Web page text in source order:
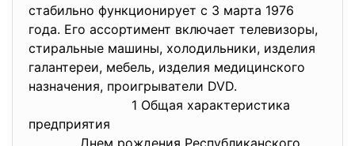
стабильно функционирует с 3 марта 1976
года. Его ассортимент включает телевизоры,
стиральные машины, холодильники, изделия
галантереи, мебель, изделия медицинского
назначения, проигрыватели DVD.
1 Общая характеристика
предприятия
Днем рождения Республиканского